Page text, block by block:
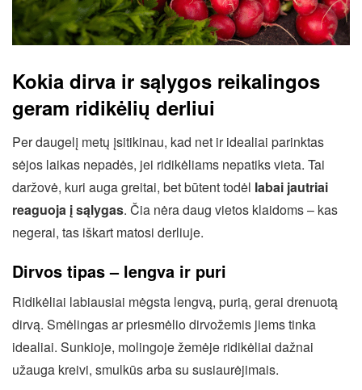
Kokia dirva ir sąlygos reikalingos
geram ridikėlių derliui
Per daugelį metų įsitikinau, kad net ir idealiai parinktas
sėjos laikas nepadės, jei ridikėliams nepatiks vieta. Tai
daržovė, kuri auga greitai, bet būtent todėl labai jautriai
reaguoja į sąlygas. Čia nėra daug vietos klaidoms – kas
negerai, tas iškart matosi derliuje.
Dirvos tipas – lengva ir puri
Ridikėliai labiausiai mėgsta lengvą, purią, gerai drenuotą
dirvą. Smėlingas ar priesmėlio dirvožemis jiems tinka
idealiai. Sunkioje, molingoje žemėje ridikėliai dažnai
užauga kreivi, smulkūs arba su susiaurėjimais.